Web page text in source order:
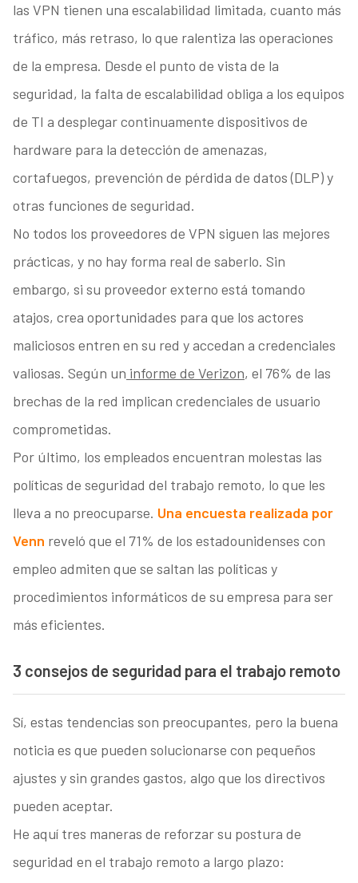
las VPN tienen una escalabilidad limitada, cuanto más
tráfico, más retraso, lo que ralentiza las operaciones
de la empresa. Desde el punto de vista de la
seguridad, la falta de escalabilidad obliga a los equipos
de TI a desplegar continuamente dispositivos de
hardware para la detección de amenazas,
cortafuegos, prevención de pérdida de datos (DLP) y
otras funciones de seguridad.
No todos los proveedores de VPN siguen las mejores
prácticas, y no hay forma real de saberlo. Sin
embargo, si su proveedor externo está tomando
atajos, crea oportunidades para que los actores
maliciosos entren en su red y accedan a credenciales
valiosas. Según un informe de Verizon, el 76% de las
brechas de la red implican credenciales de usuario
comprometidas.
Por último, los empleados encuentran molestas las
políticas de seguridad del trabajo remoto, lo que les
lleva a no preocuparse. Una encuesta realizada por
Venn reveló que el 71% de los estadounidenses con
empleo admiten que se saltan las políticas y
procedimientos informáticos de su empresa para ser
más eficientes.
3 consejos de seguridad para el trabajo remoto
Sí, estas tendencias son preocupantes, pero la buena
noticia es que pueden solucionarse con pequeños
ajustes y sin grandes gastos, algo que los directivos
pueden aceptar.
He aquí tres maneras de reforzar su postura de
seguridad en el trabajo remoto a largo plazo: